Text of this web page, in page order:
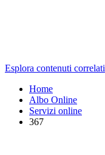
Esplora contenuti correlati
Home
Albo Online
Servizi online
367